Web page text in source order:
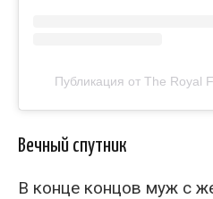
Публикация от The Royal
Вечный спутник
В конце концов муж с